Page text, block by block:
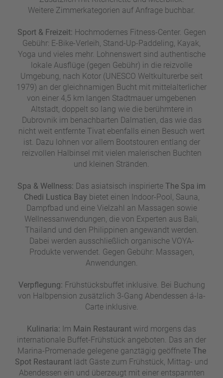
Weitere Zimmerkategorien auf Anfrage buchbar.
Sport & Freizeit: Hochmodernes Fitness-Center. Gegen
Gebühr: E-Bike-Verleih, Stand-Up-Paddeling, Kayak,
Yoga und vieles mehr. Lohnenswert sind authentische
lokale Ausflüge (gegen Gebühr) in die reizvolle
Umgebung, nach Kotor (UNESCO Weltkulturerbe seit
1979) an der gleichnamigen Bucht mit mittelalterlicher
von einer 4,5 km langen Stadtmauer umgebenen
Altstadt, doppelt so lang wie die berühmtere in
Dubrovnik im benachbarten Dalmatien, das wie das
nicht weit entfernte Tivat ebenfalls einen Besuch wert
ist. Dazu lohnen vor allem Bootstouren entlang der
reizvollen Halbinsel mit vielen malerischen Buchten
und kleinen Stränden.
Spa & Wellness: Das asiatsisch inspirierte The Spa im
Chedi Lustica Bay bietet einen Indoor-Pool, Sauna,
Dampfbad und eine Vielzahl an Massagen sowie
Wellnessanwendungen, die von Experten aus Bali,
Thailand und den Philippinen angewandt werden.
Dabei werden ausschließlich organische VOYA-
Produkte verwendet. Gegen Gebühr: Massagen,
Anwendungen.
Verpflegung: Frühstücksbuffet inklusive. Bei Buchung
von Halbpension zusätzlich 3-Gang Abendessen á-la-
Carte inklusive.
Kulinaria: Im Main Restaurant wird morgens das
internationale Buffet-Frühstück angeboten. Das an der
Marina-Promenade gelegene ganztägig geöffnete The
Spot Restaurant lädt Gäste zum Frühstück, Mittag- und
Abendessen ein und überzeugt mit einer entspannten